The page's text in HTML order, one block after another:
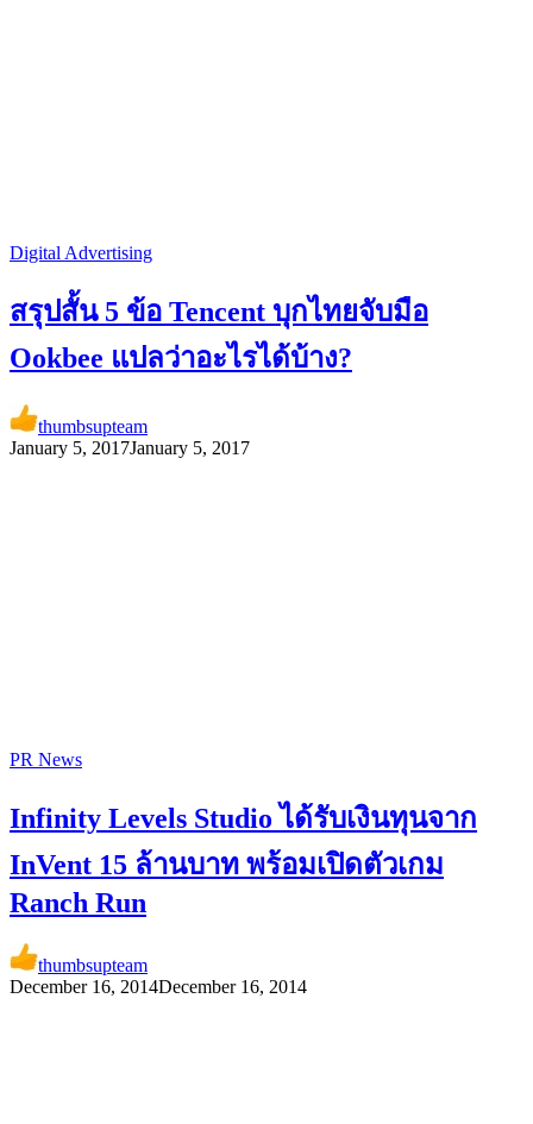
Digital Advertising
สรุปสั้น 5 ข้อ Tencent บุกไทยจับมือ
Ookbee แปลว่าอะไรได้บ้าง?
thumbsupteam
January 5, 2017January 5, 2017
PR News
Infinity Levels Studio ได้รับเงินทุนจาก
InVent 15 ล้านบาท พร้อมเปิดตัวเกม
Ranch Run
thumbsupteam
December 16, 2014December 16, 2014